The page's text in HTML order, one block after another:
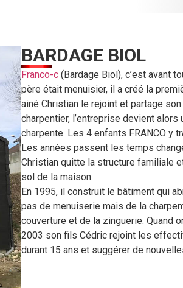
BARDAGE BIOL
Franco-c (Bardage Biol), c’est avant
père était menuisier, il a créé la
ainé Christian le rejoint et partage
charpentier, l’entreprise devient
charpente. Les 4 enfants FRANCO y
Les années passent les temps
Christian quitte la structure familiale
sol de la maison.
En 1995, il construit le bâtiment qui
pas de menuiserie mais de la
couverture et de la zinguerie. Quand
2003 son fils Cédric rejoint les
durant 15 ans et suggérer de